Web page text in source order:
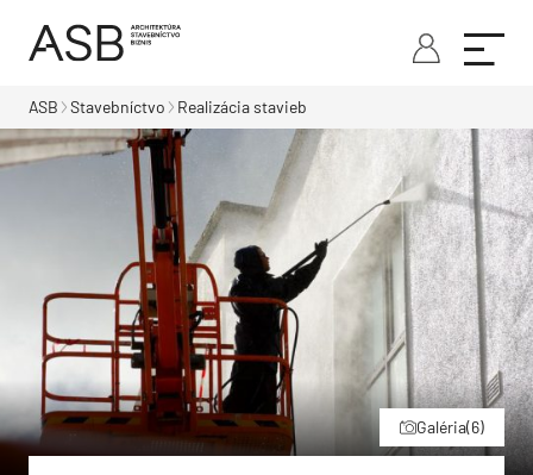
ASB Stavebníctvo Realizácia stavieb
Galéria(6)